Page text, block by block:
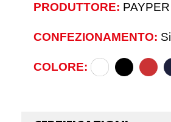
PRODUTTORE: PAYPER
CONFEZIONAMENTO:
COLORE: